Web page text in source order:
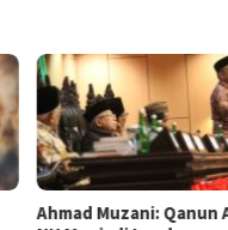
Ahmad Muzani: Qanun